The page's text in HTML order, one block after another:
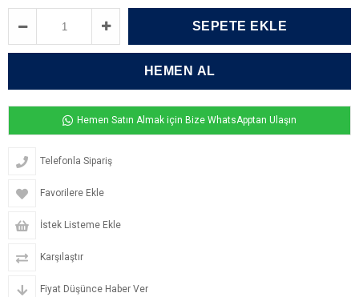
Hemen Satın Almak için Bize WhatsApptan Ulaşın
Telefonla Sipariş
Favorilere Ekle
İstek Listeme Ekle
Karşılaştır
Fiyat Düşünce Haber Ver